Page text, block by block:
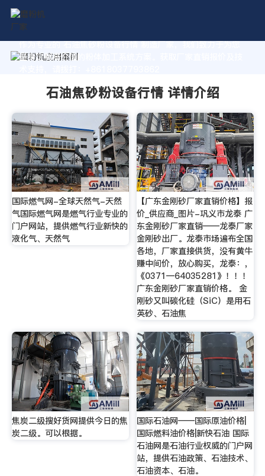
作为专业的 石油焦砂粉设备行情 制造厂家，我们致力于为您
量身定制高价值的粉体加工系统方案。获取厂家直销报价及技
石油焦砂粉设备行情 详情介绍
国际燃气网-全球天然气-天然
气国际燃气网是燃气行业专业的
门户网站，提供燃气行业新快的
液化气、天然气
【广东金刚砂厂家直销价格】报
价_供应商_图片-巩义市龙泰 广
东金刚砂厂家直销——龙泰厂家
金刚砂出厂。龙泰市场遍布全国
各地，厂家直接供货，没有黄牛
赚中间价，放心购买，龙泰：，
《0371—64035281》！！！
广东金刚砂厂家直销价格。 金
刚砂又叫碳化硅（SiC）是用石
英砂、石油焦
焦炭二级搜好货网提供今日的焦
炭二级。可以根据。
国际石油网——国际原油价格|
国际燃料油价格|新快石油 国际
石油网是石油行业权威的门户网
站，提供石油政策、石油技术、
石油资本、石油。